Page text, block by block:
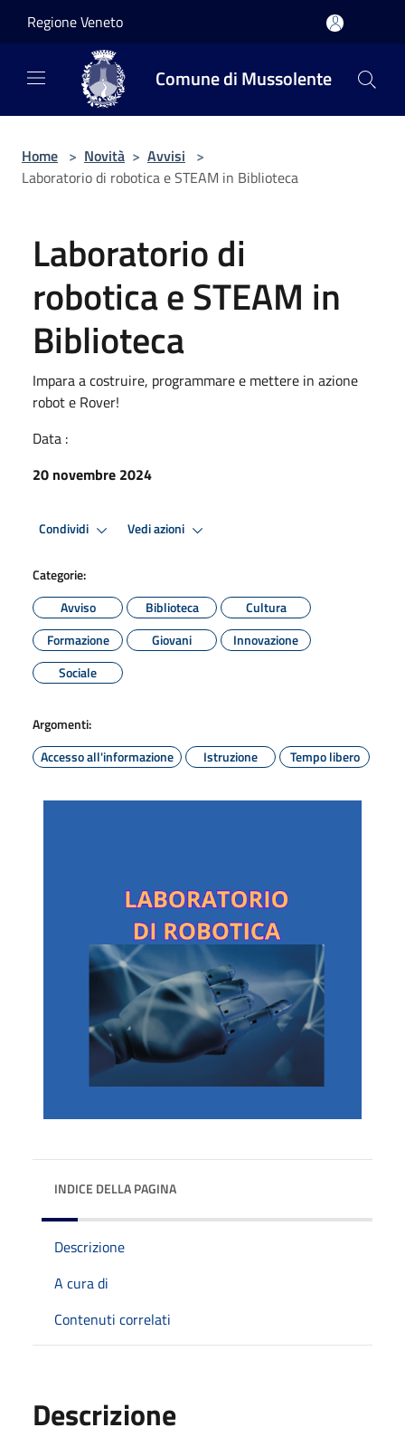
Regione Veneto
Comune di Mussolente
Home > Novità > Avvisi >
Laboratorio di robotica e STEAM in Biblioteca
Laboratorio di
robotica e STEAM in
Biblioteca
Impara a costruire, programmare e mettere in azione
robot e Rover!
Data :
20 novembre 2024
Condividi Vedi azioni
Categorie:
Avviso
Biblioteca
Cultura
Formazione
Giovani
Innovazione
Sociale
Argomenti:
Accesso all'informazione
Istruzione Tempo libero
INDICE DELLA PAGINA
Descrizione
A cura di
Contenuti correlati
Descrizione